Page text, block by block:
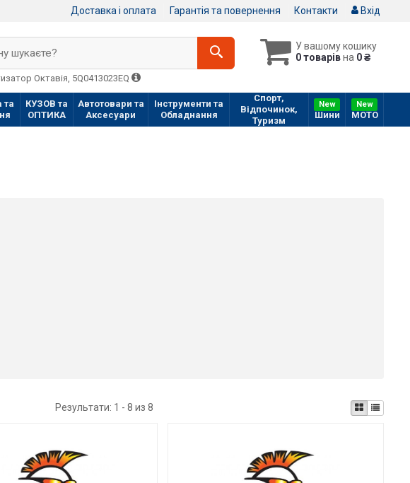
Доставка і оплата Гарантія та повернення Контакти Вхід
У вашому кошику
0 товарівна 0 ₴
шукаєте?
Октавія, 5Q0413023EQ
та
КУЗОВ та
ОПТИКА
Автотовари та
Аксесуари
Інструменти та
Обладнання
Спорт,
Відпочинок,
Туризм
New
Шини
New
МOTO
Результати: 1 - 8 из 8